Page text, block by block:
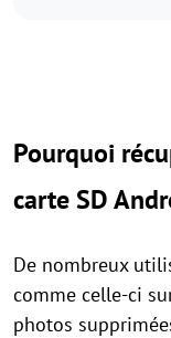
Pourquoi
carte SD
De nombreux
comme celle-ci
photos